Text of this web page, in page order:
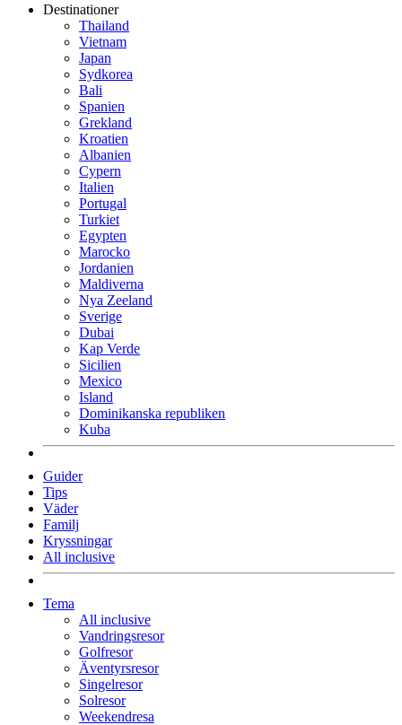
Destinationer
Thailand
Vietnam
Japan
Sydkorea
Bali
Spanien
Grekland
Kroatien
Albanien
Cypern
Italien
Portugal
Turkiet
Egypten
Marocko
Jordanien
Maldiverna
Nya Zeeland
Sverige
Dubai
Kap Verde
Sicilien
Mexico
Island
Dominikanska republiken
Kuba
Guider
Tips
Väder
Familj
Kryssningar
All inclusive
Tema
All inclusive
Vandringsresor
Golfresor
Äventyrsresor
Singelresor
Solresor
Weekendresa